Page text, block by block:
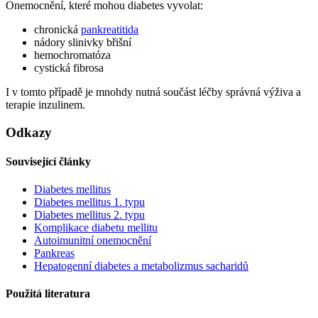
Onemocnění, které mohou diabetes vyvolat:
chronická pankreatitida
nádory slinivky břišní
hemochromatóza
cystická fibrosa
I v tomto případě je mnohdy nutná součást léčby správná výživa a
terapie inzulinem.
Odkazy
Související články
Diabetes mellitus
Diabetes mellitus 1. typu
Diabetes mellitus 2. typu
Komplikace diabetu mellitu
Autoimunitní onemocnění
Pankreas
Hepatogenní diabetes a metabolizmus sacharidů
Použitá literatura